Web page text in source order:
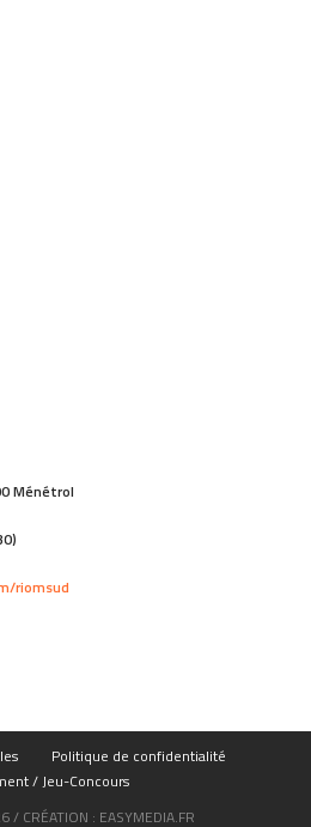
Ménétrol
riomsud
Politique de confidentialité
/ Jeu-Concours
/ CRÉATION : EASYMEDIA.FR